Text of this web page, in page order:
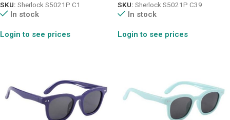
SKU: Sherlock S5021P C1
In stock
Login to see prices
SKU: Sherlock S5021P C39
In stock
Login to see prices